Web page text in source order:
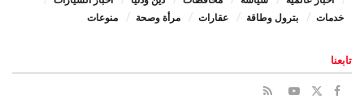
خدمات
بترول وطاقة عقارات مرأة وصحة منوعات
تابعنا